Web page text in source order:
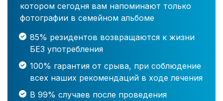
котором сегодня вам напоминают только
фотографии в семейном альбоме
85% резидентов возвращаются к жизни
БЕЗ употребления
100% гарантия от срыва, при соблюдение
всех наших рекомендаций в ходе лечения
В 99% случаев после проведения